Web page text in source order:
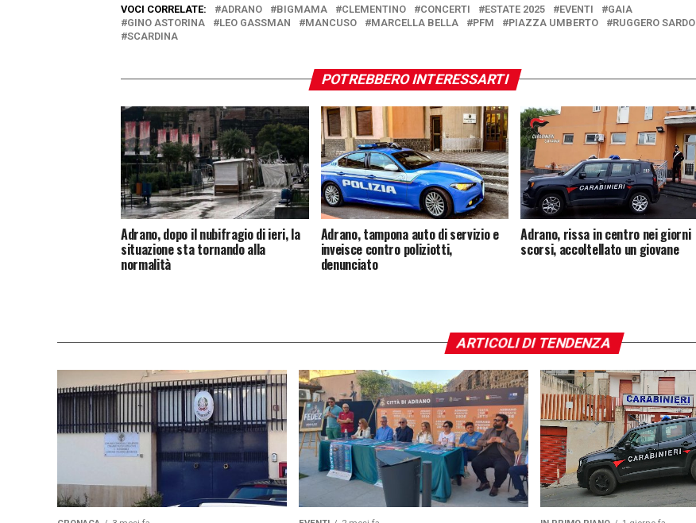
VOCI CORRELATE: ADRANO BIGMAMA CLEMENTINO CONCERTI ESTATE 2025 EVENTI
GAIA
GINO ASTORINA
LEO GASSMAN MANCUSO MARCELLA BELLA PFM PIAZZA UMBERTO
RUGGERO SARDO
SCARDINA
POTREBBERO INTERESSARTI
Adrano, dopo il nubifragio di ieri, la
situazione sta tornando alla
normalità
Adrano, tampona auto di servizio e
inveisce contro poliziotti,
denunciato
Adrano, rissa in centro nei giorni
scorsi, accoltellato un giovane
ARTICOLI DI TENDENZA